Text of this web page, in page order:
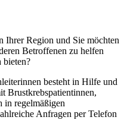
Ihrer Region und Sie möchten
Betroffenen zu helfen
bieten?
besteht in Hilfe und
Brustkrebspatientinnen,
in regelmäßigen
Anfragen per Telefon